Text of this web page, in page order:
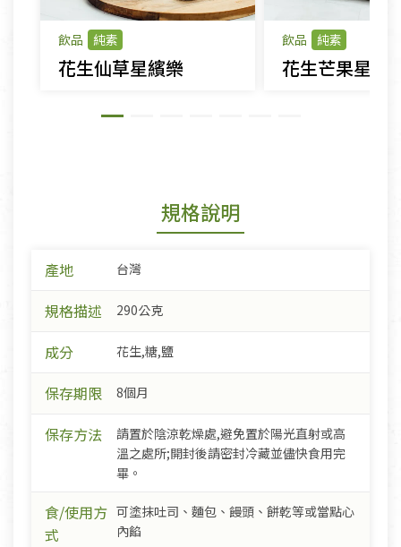
飲品 純素
花生仙草星繽樂
飲品 純素
花生芒果星繽
規格說明
產地 台灣
規格描述 290公克
成分 花生,糖,鹽
保存期限 8個月
保存方法
請置於陰涼乾燥處,避免置於陽光直射或高
溫之處所;開封後請密封冷藏並儘快食用完
畢。
食/使用方
式
可塗抹吐司、麵包、饅頭、餅乾等或當點心
內餡